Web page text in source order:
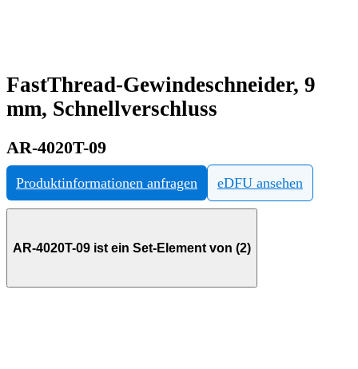
FastThread-Gewindeschneider, 9
mm, Schnellverschluss
AR-4020T-09
Produktinformationen anfragen eDFU ansehen
AR-4020T-09 ist ein Set-Element von (2)